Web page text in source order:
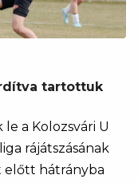
tartottuk
a Kolozsvári U
rájátszásának
előtt hátrányba